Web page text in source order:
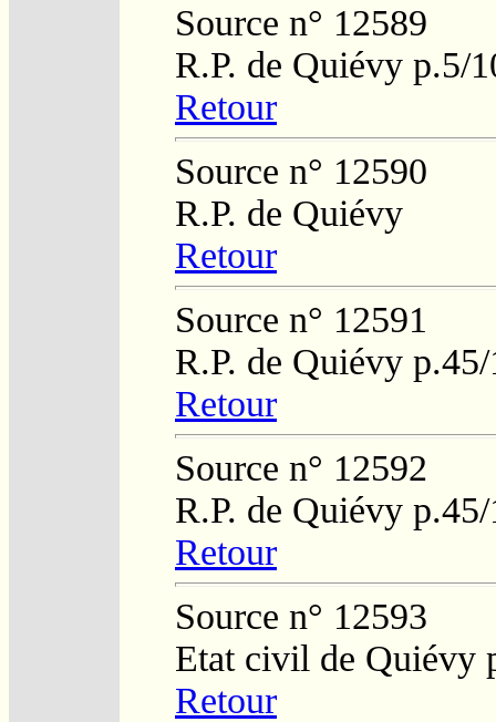
Source n° 12589
R.P. de Quiévy p.5/
Retour
Source n° 12590
R.P. de Quiévy
Retour
Source n° 12591
R.P. de Quiévy
Retour
Source n° 12592
R.P. de Quiévy
Retour
Source n° 12593
Etat civil de Quiévy
Retour